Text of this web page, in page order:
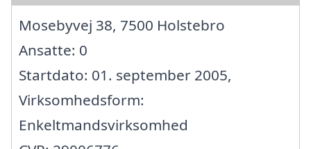
Mosebyvej 38, 7500 Holstebro
Ansatte: 0
Startdato: 01. september 2005,
Virksomhedsform:
Enkeltmandsvirksomhed